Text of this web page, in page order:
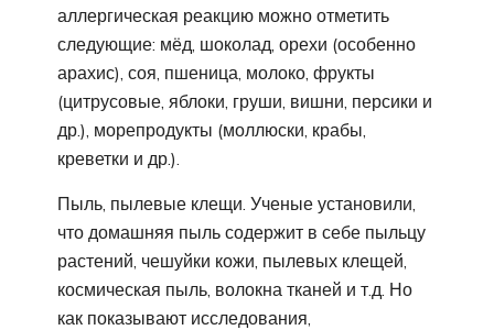
аллергическая реакцию можно отметить
следующие: мёд, шоколад, орехи (особенно
арахис), соя, пшеница, молоко, фрукты
(цитрусовые, яблоки, груши, вишни, персики и
др.), морепродукты (моллюски, крабы,
креветки и др.).
Пыль, пылевые клещи. Ученые установили,
что домашняя пыль содержит в себе пыльцу
растений, чешуйки кожи, пылевых клещей,
космическая пыль, волокна тканей и т.д. Но
как показывают исследования,